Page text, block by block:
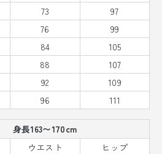
73
97
76
99
84
105
88
107
92
109
96 111
身長163〜170cm
ウエスト
ヒップ